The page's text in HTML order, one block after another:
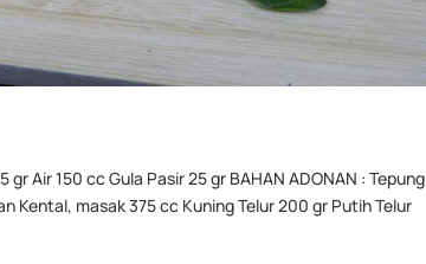
gr Air 150 cc Gula Pasir 25 gr BAHAN ADONAN : Tepung
Kental, masak 375 cc Kuning Telur 200 gr Putih Telur